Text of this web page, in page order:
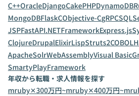
C++OracleDjangoCakePHPDynamoDB
MongoDBFlaskCObjective-CgRPC
JSPFastAPI.NETFrameworkExpress.js
ClojureDrupalElixirLispStruts2COBOL
ApacheSolrWebAssemblyVisual Basic
SmartyPlayFramework
年収から転職・求人情報を探す
mruby✕300万円~mruby✕400万円~